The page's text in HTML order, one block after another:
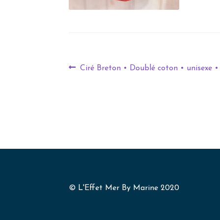
Ciré Breton • Doublé coton • unisexe
© L'Effet Mer By Marine 2020